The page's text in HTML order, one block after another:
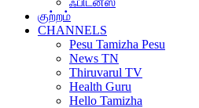
குற்றம்
CHANNELS
Pesu Tamizha Pesu
News TN
Thiruvarul TV
Health Guru
Hello Tamizha